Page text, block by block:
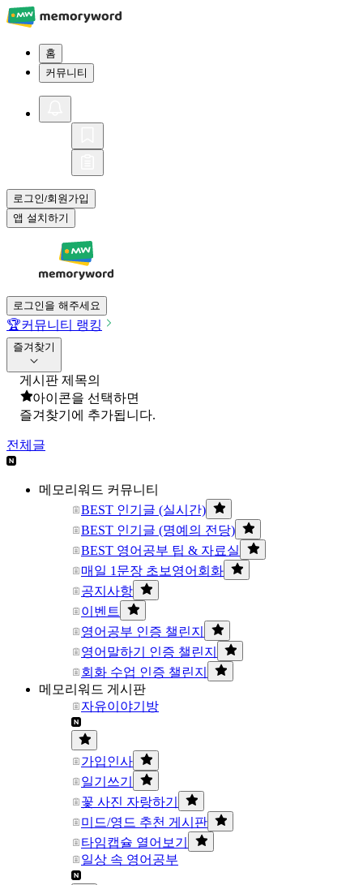
홈
커뮤니티
로그인/회원가입
앱 설치하기
로그인을 해주세요
🏆커뮤니티 랭킹
즐겨찾기
게시판 제목의
아이콘을 선택하면
즐겨찾기에 추가됩니다.
전체글
메모리워드 커뮤니티
BEST 인기글 (실시간)
BEST 인기글 (명예의 전당)
BEST 영어공부 팁 & 자료실
매일 1문장 초보영어회화
공지사항
이벤트
영어공부 인증 챌린지
영어말하기 인증 챌린지
회화 수업 인증 챌린지
메모리워드 게시판
자유이야기방
가입인사
일기쓰기
꽃 사진 자랑하기
미드/영드 추천 게시판
타임캡슐 열어보기
일상 속 영어공부